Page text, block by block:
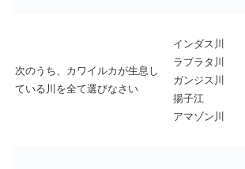
次のうち、カワイルカが生息し
ている川を全て選びなさい
インダス川
ラプラタ川
ガンジス川
揚子江
アマゾン川